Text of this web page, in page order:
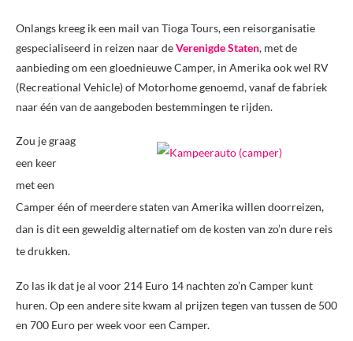
Onlangs kreeg ik een mail van Tioga Tours, een reisorganisatie
gespecialiseerd in reizen naar deVerenigde Staten, met de
aanbieding om een gloednieuwe Camper, in Amerika ook wel RV
(Recreational Vehicle) of Motorhome genoemd, vanaf de fabriek
naar één van de aangeboden bestemmingen te rijden.
Zou je graag
een keer
met een
Camper één of meerdere staten van Amerika willen doorreizen,
dan is dit een geweldig alternatief om de kosten van zo’n dure reis
te drukken.
Zo las ik dat je al voor 214 Euro 14 nachten zo’n Camper kunt
huren. Op een andere site kwam al prijzen tegen van tussen de 500
en 700 Euro per week voor een Camper.